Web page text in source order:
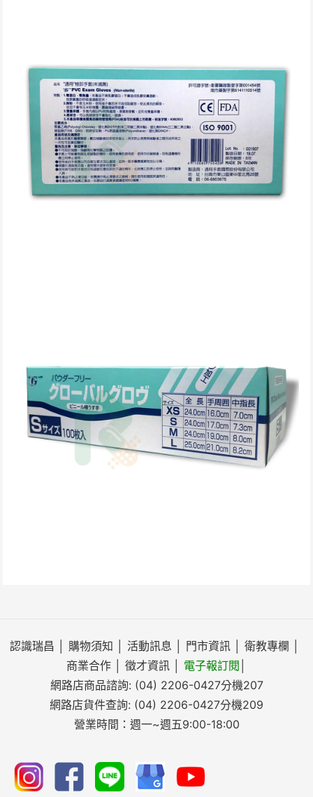
認識瑞昌 購物須知 活動訊息 門市資訊 衛教專欄
商業合作
徵才資訊 電子報訂閱
網路店商品諮詢: (04) 2206-0427分機207
網路店貨件查詢: (04) 2206-0427分機209
營業時間：週一~週五9:00-18:00